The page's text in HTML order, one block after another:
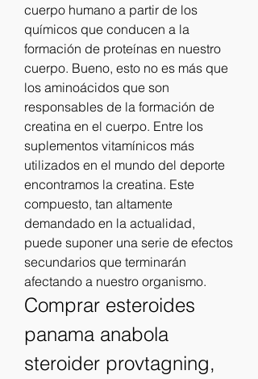
cuerpo humano a partir de los
químicos que conducen a la
formación de proteínas en nuestro
cuerpo. Bueno, esto no es más que
los aminoácidos que son
responsables de la formación de
creatina en el cuerpo. Entre los
suplementos vitamínicos más
utilizados en el mundo del deporte
encontramos la creatina. Este
compuesto, tan altamente
demandado en la actualidad,
puede suponer una serie de efectos
secundarios que terminarán
afectando a nuestro organismo.
Comprar esteroides
panama anabola
steroider provtagning,